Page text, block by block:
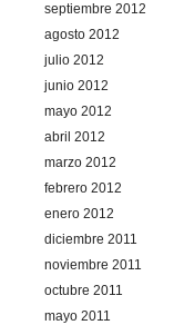
septiembre 2012
agosto 2012
julio 2012
junio 2012
mayo 2012
abril 2012
marzo 2012
febrero 2012
enero 2012
diciembre 2011
noviembre 2011
octubre 2011
mayo 2011